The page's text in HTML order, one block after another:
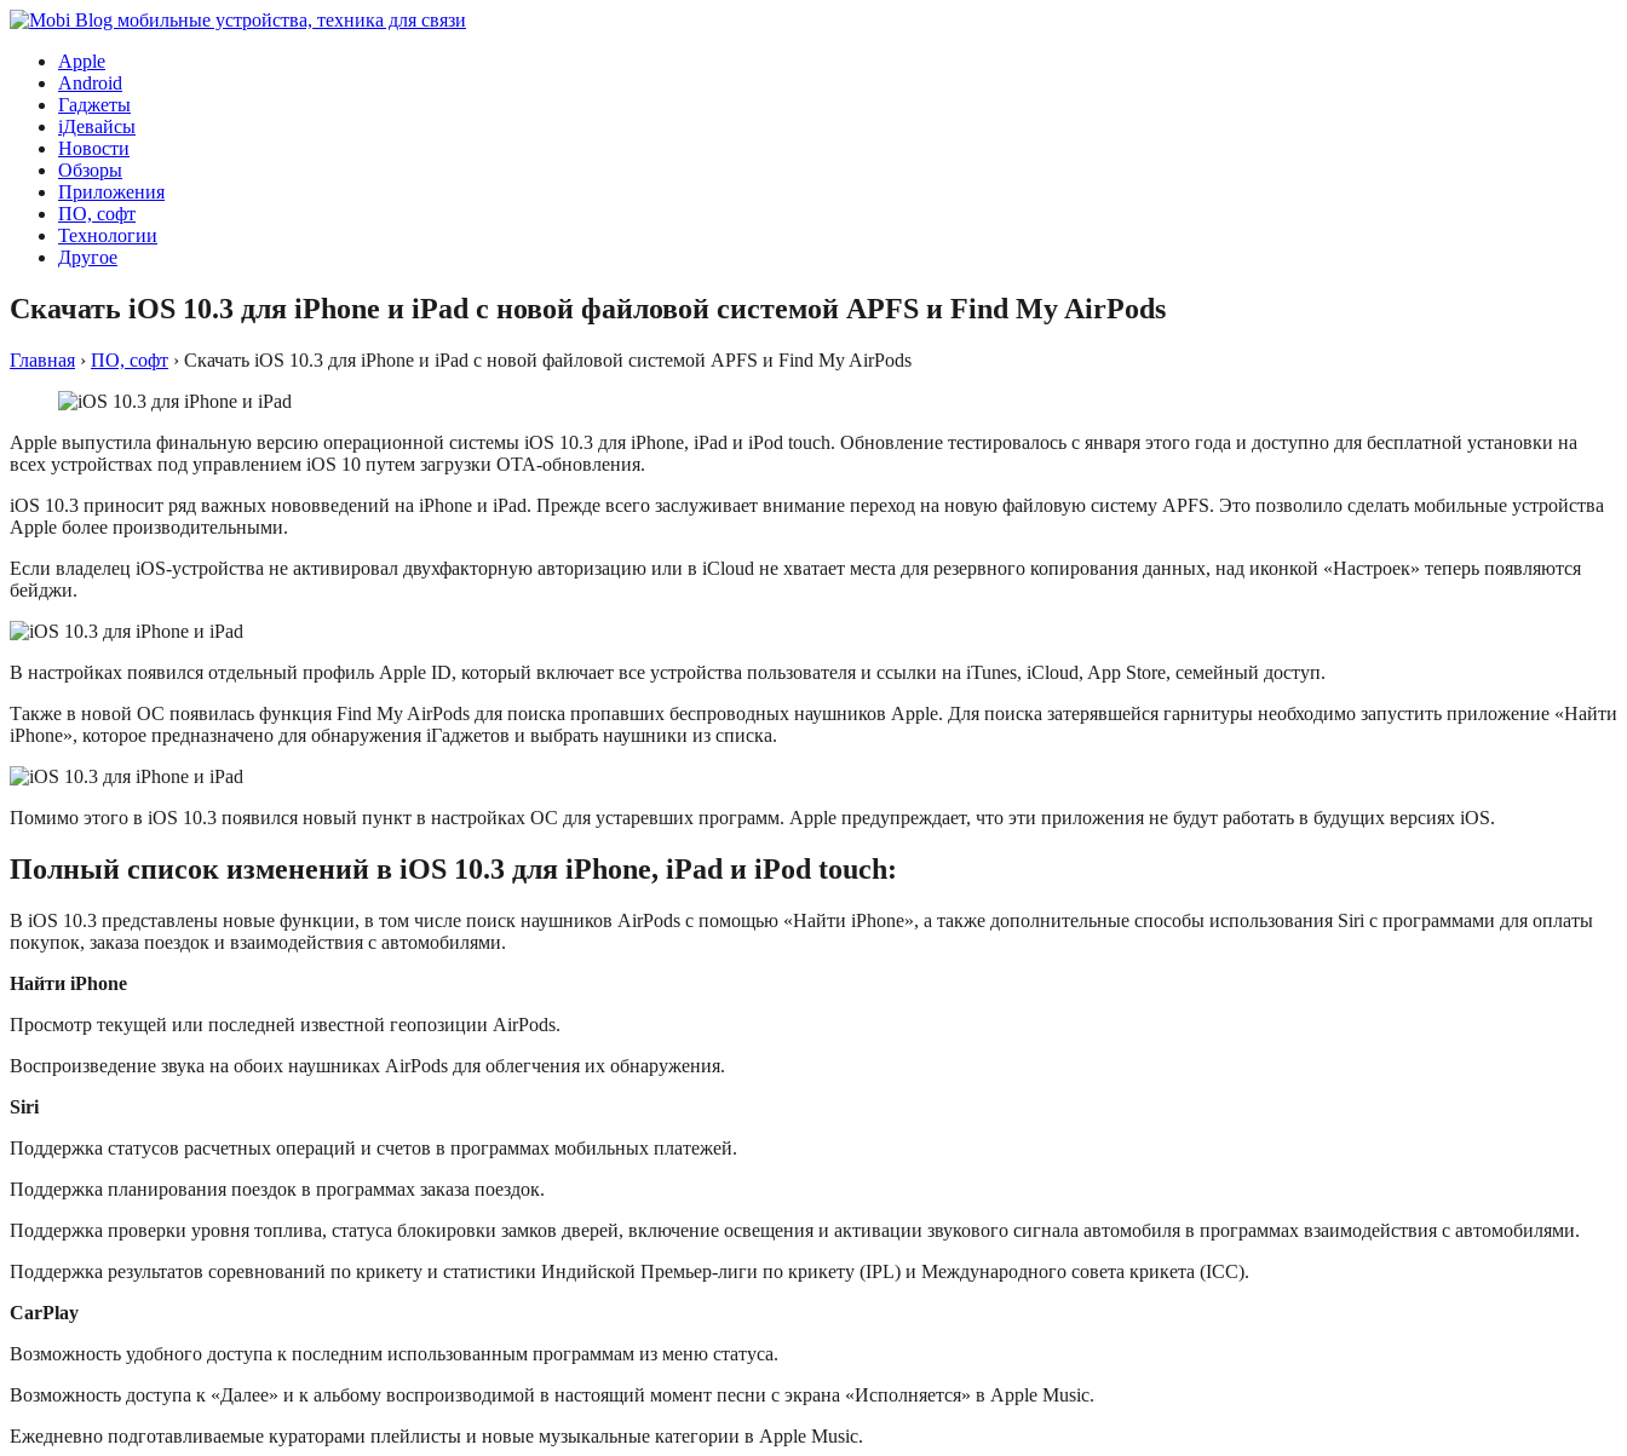
Apple
Android
Гаджеты
iДевайсы
Новости
Обзоры
Приложения
ПО, софт
Технологии
Другое
Скачать iOS 10.3 для iPhone и iPad с новой файловой системой APFS и Find My AirPods
Главная › ПО, софт › Скачать iOS 10.3 для iPhone и iPad с новой файловой системой APFS и Find My AirPods
Apple выпустила финальную версию операционной системы iOS 10.3 для iPhone, iPad и iPod touch. Обновление тестировалось с января этого года и доступно для бесплатной установки на
всех устройствах под управлением iOS 10 путем загрузки OTA-обновления.
iOS 10.3 приносит ряд важных нововведений на iPhone и iPad. Прежде всего заслуживает внимание переход на новую файловую систему APFS. Это позволило сделать мобильные устройства
Apple более производительными.
Если владелец iOS-устройства не активировал двухфакторную авторизацию или в iCloud не хватает места для резервного копирования данных, над иконкой «Настроек» теперь появляются
бейджи.
В настройках появился отдельный профиль Apple ID, который включает все устройства пользователя и ссылки на iTunes, iCloud, App Store, семейный доступ.
Также в новой ОС появилась функция Find My AirPods для поиска пропавших беспроводных наушников Apple. Для поиска затерявшейся гарнитуры необходимо запустить приложение «Найти
iPhone», которое предназначено для обнаружения iГаджетов и выбрать наушники из списка.
Помимо этого в iOS 10.3 появился новый пункт в настройках ОС для устаревших программ. Apple предупреждает, что эти приложения не будут работать в будущих версиях iOS.
Полный список изменений в iOS 10.3 для iPhone, iPad и iPod touch:
В iOS 10.3 представлены новые функции, в том числе поиск наушников AirPods с помощью «Найти iPhone», а также дополнительные способы использования Siri с программами для оплаты
покупок, заказа поездок и взаимодействия с автомобилями.
Найти iPhone
Просмотр текущей или последней известной геопозиции AirPods.
Воспроизведение звука на обоих наушниках AirPods для облегчения их обнаружения.
Siri
Поддержка статусов расчетных операций и счетов в программах мобильных платежей.
Поддержка планирования поездок в программах заказа поездок.
Поддержка проверки уровня топлива, статуса блокировки замков дверей, включение освещения и активации звукового сигнала автомобиля в программах взаимодействия с автомобилями.
Поддержка результатов соревнований по крикету и статистики Индийской Премьер-лиги по крикету (IPL) и Международного совета крикета (ICC).
CarPlay
Возможность удобного доступа к последним использованным программам из меню статуса.
Возможность доступа к «Далее» и к альбому воспроизводимой в настоящий момент песни с экрана «Исполняется» в Apple Music.
Ежедневно подготавливаемые кураторами плейлисты и новые музыкальные категории в Apple Music.